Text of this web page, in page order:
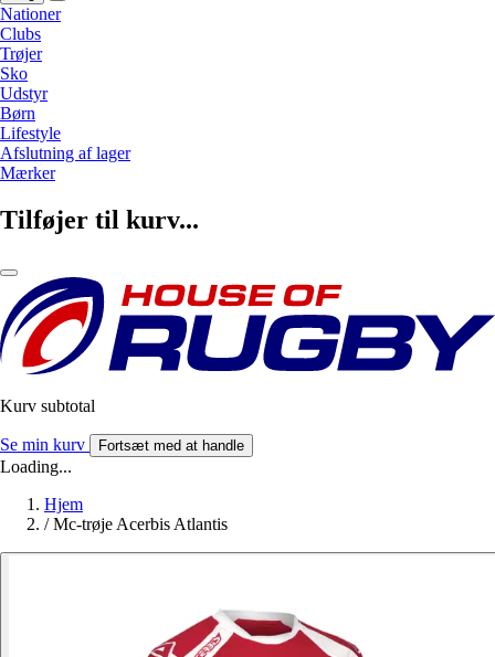
Nationer
Clubs
Trøjer
Sko
Udstyr
Børn
Lifestyle
Afslutning af lager
Mærker
Tilføjer til kurv...
Kurv subtotal
Se min kurv Fortsæt med at handle
Loading...
Hjem
/ Mc-trøje Acerbis Atlantis